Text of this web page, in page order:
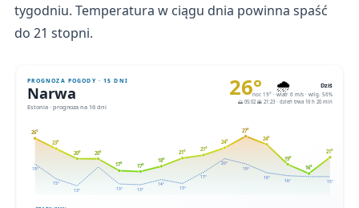
tygodniu. Temperatura w ciągu dnia powinna spaść
do 21 stopni.